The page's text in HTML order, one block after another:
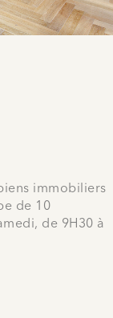
immobiliers
de 10
de 9H30 à